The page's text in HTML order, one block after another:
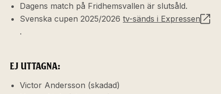
Dagens match på Fridhemsvallen är slutsåld.
Svenska cupen 2025/2026 tv-sänds i Expressen
.
EJ UTTAGNA:
Victor Andersson (skadad)